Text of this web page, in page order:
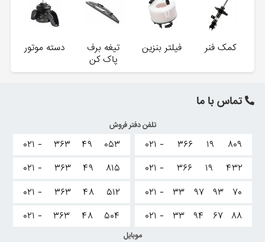
کمک فنر فیلتر بنزین
تیغه برف
پاک کن
دسته موتور
تماس با ما
تلفن دفتر فروش
۰۲۱ - ۳۶۶ ۱۹
۸۰۹
۰۲۱ -
۳۶۶ ۱۹
۴۳۲
۰۲۱ -
۳۳ ۹۷ ۹۳
۷۰
۰۲۱ -
۳۳ ۹۴ ۶۷ ۸۸
۰۲۱ - ۳۶۳ ۴۹
۰۵۳
۰۲۱ -
۳۶۳ ۴۹
۸۱۵
۰۲۱ -
۳۶۳ ۴۸
۵۱۲
۰۲۱ -
۳۶۳ ۴۸ ۵۰۴
موبایل